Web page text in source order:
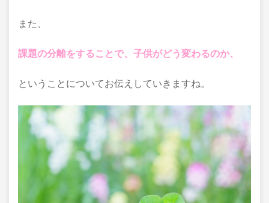
また、
課題の分離をすることで、子供がどう変わるのか、
ということについてお伝えしていきますね。